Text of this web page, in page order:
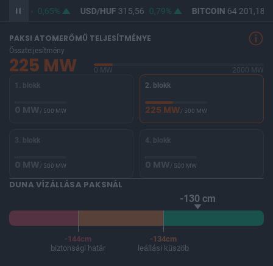
364,06 0,65% USD/HUF315,56 0,79% BITCOIN64 201,18
PAKSI ATOMERŐMŰ TELJESÍTMÉNYE
Összteljesítmény
225 MW 0 MW
2000 MW
1. blokk
0 MW/ 500 MW
2. blokk
225 MW/ 500 MW
3. blokk
0 MW/ 500 MW
4. blokk
0 MW/ 500 MW
DUNA VÍZÁLLÁSA PAKSNÁL
-130 cm
-144cm
biztonsági határ
-134cm
leállási küszöb